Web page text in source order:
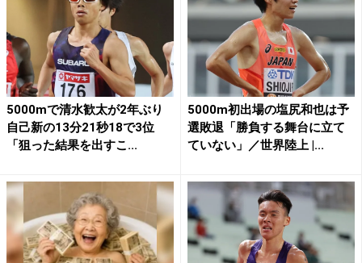
5000mで清水歓太が2年ぶり
自己新の13分21秒18で3位
「狙った結果を出すこ...
5000m初出場の塩尻和也は予
選敗退「勝負する舞台に立て
ていない」／世界陸上 |...